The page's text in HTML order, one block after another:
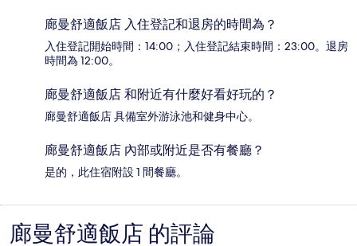
廊曼舒適飯店 入住登記和退房的時間為？
入住登記開始時間：14:00；入住登記結束時間：23:00。退房
時間為 12:00。
廊曼舒適飯店 和附近有什麼好看好玩的？
廊曼舒適飯店 具備室外游泳池和健身中心。
廊曼舒適飯店 內部或附近是否有餐廳？
是的，此住宿附設 1 間餐廳。
評
廊曼舒適飯店 的評論